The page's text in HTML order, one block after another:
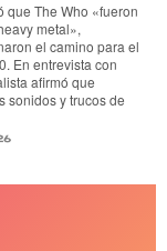
que The Who «fueron
metal»,
el camino para el
En entrevista con
afirmó que
sonidos y trucos de